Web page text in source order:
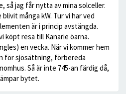
så jag får nytta av mina solceller.
många kW. Tur vi har ved
är i princip avstängda.
köpt resa till Kanarie öarna.
en vecka. När vi kommer hem
för sjösättning, förbereda
Så är inte 745-an färdig då,
bytet.